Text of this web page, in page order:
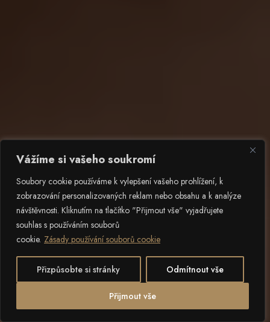
Vážíme si vašeho soukromí
Soubory cookie používáme k vylepšení vašeho prohlížení, k
zobrazování personalizovaných reklam nebo obsahu a k analýze
návštěvnosti. Kliknutím na tlačítko "Přijmout vše" vyjadřujete
souhlas s používáním souborů
cookie. Zásady používání souborů cookie
Přizpůsobte si stránky Odmítnout vše
Přijmout vše
POSUN DOLŮ
Otevřít